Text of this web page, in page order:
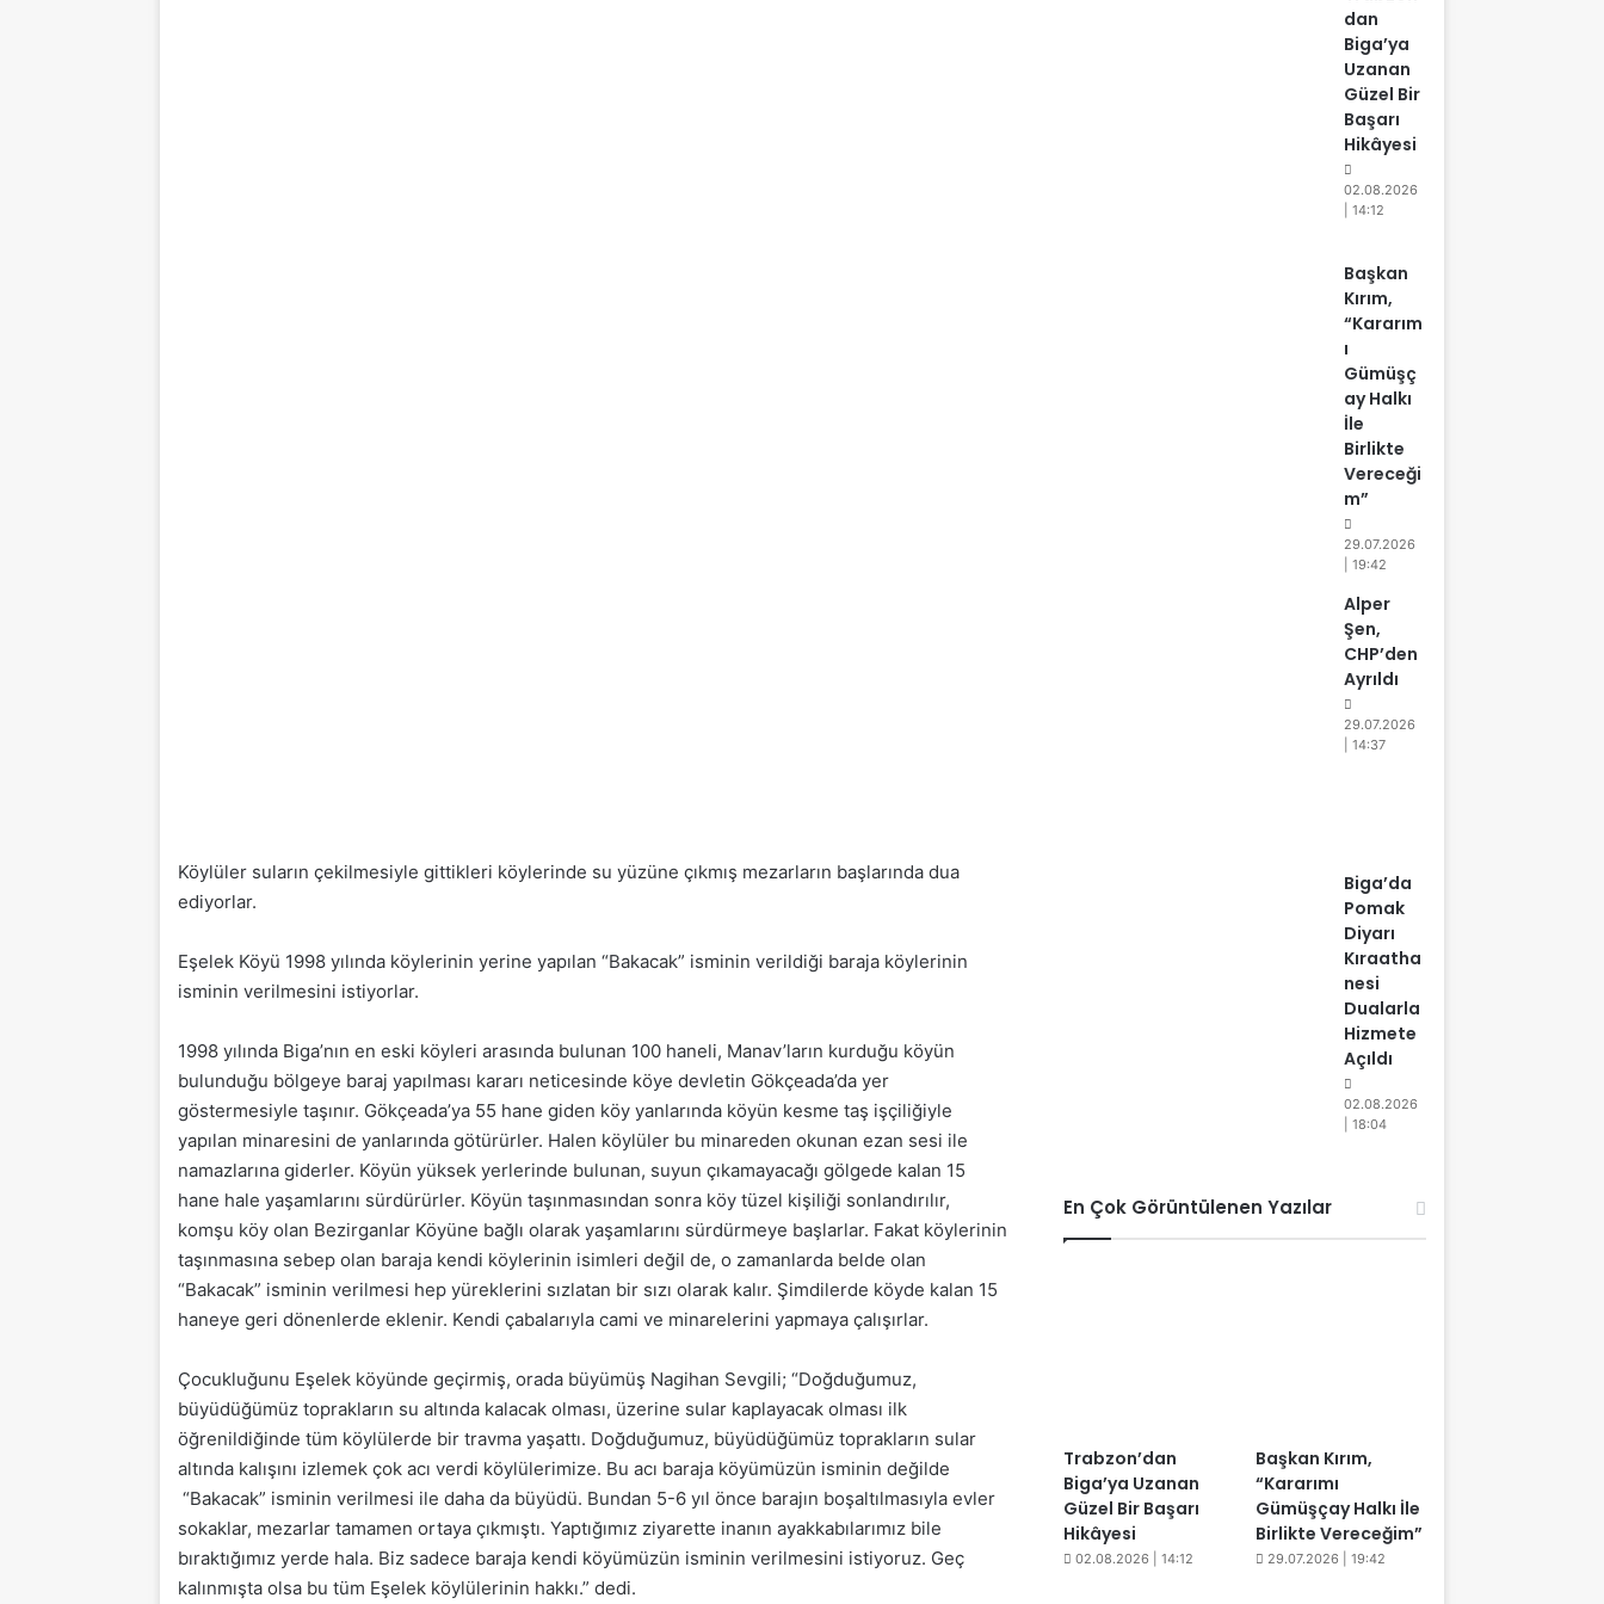
Köylüler suların çekilmesiyle gittikleri köylerinde su yüzüne çıkmış mezarların başlarında dua
ediyorlar.
Eşelek Köyü 1998 yılında köylerinin yerine yapılan “Bakacak” isminin verildiği baraja köylerinin
isminin verilmesini istiyorlar.
1998 yılında Biga’nın en eski köyleri arasında bulunan 100 haneli, Manav’ların kurduğu köyün
bulunduğu bölgeye baraj yapılması kararı neticesinde köye devletin Gökçeada’da yer
göstermesiyle taşınır. Gökçeada’ya 55 hane giden köy yanlarında köyün kesme taş işçiliğiyle
yapılan minaresini de yanlarında götürürler. Halen köylüler bu minareden okunan ezan sesi ile
namazlarına giderler. Köyün yüksek yerlerinde bulunan, suyun çıkamayacağı gölgede kalan 15
hane hale yaşamlarını sürdürürler. Köyün taşınmasından sonra köy tüzel kişiliği sonlandırılır,
komşu köy olan Bezirganlar Köyüne bağlı olarak yaşamlarını sürdürmeye başlarlar. Fakat köylerinin
taşınmasına sebep olan baraja kendi köylerinin isimleri değil de, o zamanlarda belde olan
“Bakacak” isminin verilmesi hep yüreklerini sızlatan bir sızı olarak kalır. Şimdilerde köyde kalan 15
haneye geri dönenlerde eklenir. Kendi çabalarıyla cami ve minarelerini yapmaya çalışırlar.
Çocukluğunu Eşelek köyünde geçirmiş, orada büyümüş Nagihan Sevgili; “Doğduğumuz,
büyüdüğümüz toprakların su altında kalacak olması, üzerine sular kaplayacak olması ilk
öğrenildiğinde tüm köylülerde bir travma yaşattı. Doğduğumuz, büyüdüğümüz toprakların sular
altında kalışını izlemek çok acı verdi köylülerimize. Bu acı baraja köyümüzün isminin değilde
“Bakacak” isminin verilmesi ile daha da büyüdü. Bundan 5-6 yıl önce barajın boşaltılmasıyla evler
sokaklar, mezarlar tamamen ortaya çıkmıştı. Yaptığımız ziyarette inanın ayakkabılarımız bile
bıraktığımız yerde hala. Biz sadece baraja kendi köyümüzün isminin verilmesini istiyoruz. Geç
kalınmışta olsa bu tüm Eşelek köylülerinin hakkı.” dedi.
dan
Biga’ya
Uzanan
Güzel Bir
Başarı
Hikâyesi
02.08.2026
| 14:12
Başkan
Kırım,
“Kararım
ı
Gümüşç
ay Halkı
İle
Birlikte
Vereceği
m”
29.07.2026
| 19:42
Alper
Şen,
CHP’den
Ayrıldı
29.07.2026
| 14:37
Biga’da
Pomak
Diyarı
Kıraatha
nesi
Dualarla
Hizmete
Açıldı
02.08.2026
| 18:04
En Çok Görüntülenen Yazılar
Trabzon’dan
Biga’ya Uzanan
Güzel Bir Başarı
Hikâyesi
02.08.2026 | 14:12
Başkan Kırım,
“Kararımı
Gümüşçay Halkı İle
Birlikte Vereceğim”
29.07.2026 | 19:42